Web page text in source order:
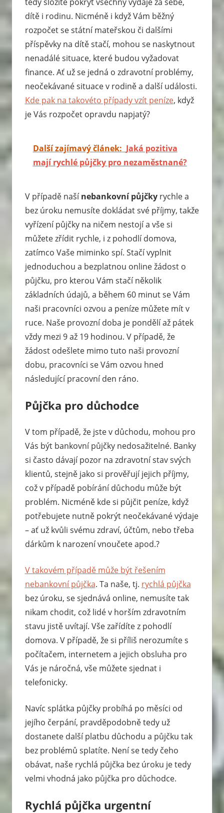
dítě i rodinu. Nicméně i když Vám běžný
rozpočet se státní mateřskou či dalšími
příspěvky na dítě stačí, mohou se naskytnout
nenadálé situace, které budou vyžadovat
finance. Ať už se jedná o zdravotní problémy,
neočekávané situace v rodině a další události.
Kde pak na takovéto případy vzít peníze, když
je Vás rozpočet opravdu napjatý?
Další zajímavý článek: Jaká pozitiva
mají rychlé půjčky pro nezaměstnané?
V případě našínebankovní půjčkyrychle a
bez úroku nemusíte dokládat své příjmy, takže
vyřízení půjčky na ničem nestojí a vše si
můžete zřídit rychle, i z pohodlí domova,
zatímco Vaše miminko spí. Stačí vyplnit
jednoduchou a bezplatnou online žádost o
půjčku, pro kterou Vám stačí několik
základních údajů, a během 60 minut se Vám
naši pracovníci ozvou a peníze můžete mít v
ruce. Naše provozní doba je pondělí až pátek
vždy mezi 9 až 19 hodinou. V případě, že
žádost odešlete mimo tuto naši provozní
dobu, pracovníci se Vám ozvou hned
následující pracovní den ráno.
Půjčka pro důchodce
V tom případě, že jste v důchodu, mohou pro
Vás být bankovní půjčky nedosažitelné. Banky
si často dávají pozor na zdravotní stav svých
klientů, stejně jako si prověřují jejich příjmy,
což v případě pobírání důchodu může být
problém. Nicméně kde si půjčit peníze, když
potřebujete nutně pokrýt neočekávané výdaje
– ať už kvůli svému zdraví, účtům, nebo třeba
dárkům k narození vnoučete apod.?
V takovém případě může být řešením
nebankovní půjčka. Ta naše, tj. rychlá půjčka
bez úroku, se sjednává online, nemusíte tak
nikam chodit, což lidé v horším zdravotním
stavu jistě uvítají. Vše zařídíte z pohodlí
domova. V případě, že si příliš nerozumíte s
počítačem, internetem a jejich obsluha pro
Vás je náročná, vše můžete sjednat i
telefonicky.
Navíc splátka půjčky probíhá po měsíci od
jejího čerpání, pravděpodobně tedy už
dostanete další platbu důchodu a půjčku tak
bez problémů splatíte. Není se tedy čeho
obávat, naše rychlá půjčka bez úroku je tedy
velmi vhodná jako půjčka pro důchodce.
Rychlá půjčka urgentní